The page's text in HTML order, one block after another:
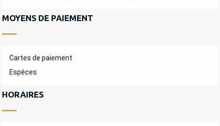
MOYENS DE PAIEMENT
Cartes de paiement
Espèces
HORAIRES